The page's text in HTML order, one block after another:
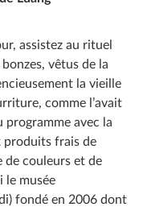
indiqués
programme en
dans le programme
pour tout
visiter
Paksé
assistez au rituel
vêtus de la
la vieille
comme l’avait
avec la
produits frais de
de couleurs et de
le musée
fondé en 2006 dont